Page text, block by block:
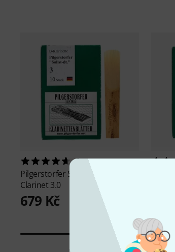
6
Pilgerstorfer Solist-dt. Bb-
Clarinet 3.0
679 Kč